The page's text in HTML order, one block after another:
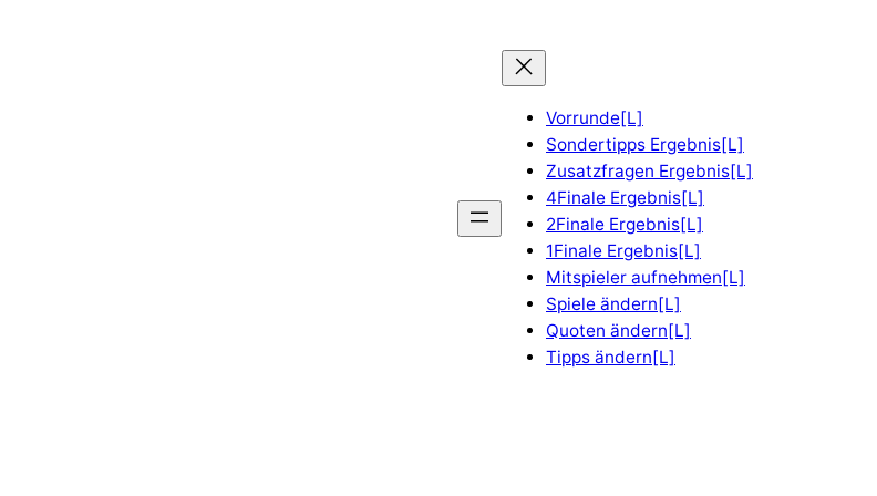
Vorrunde[L]
Sondertipps Ergebnis[L]
Zusatzfragen Ergebnis[L]
4Finale Ergebnis[L]
2Finale Ergebnis[L]
1Finale Ergebnis[L]
Mitspieler aufnehmen[L]
Spiele ändern[L]
Quoten ändern[L]
Tipps ändern[L]